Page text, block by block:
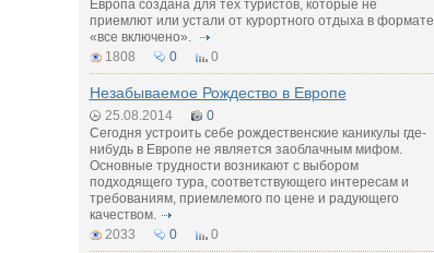
Европа создана для тех туристов, которые не
приемлют или устали от курортного отдыха в формате
«все включено».
1808
0 0
Незабываемое Рождество в Европе
25.08.2014
0
Сегодня устроить себе рождественские каникулы где-
нибудь в Европе не является заоблачным мифом.
Основные трудности возникают с выбором
подходящего тура, соответствующего интересам и
требованиям, приемлемого по цене и радующего
качеством.
2033
0 0